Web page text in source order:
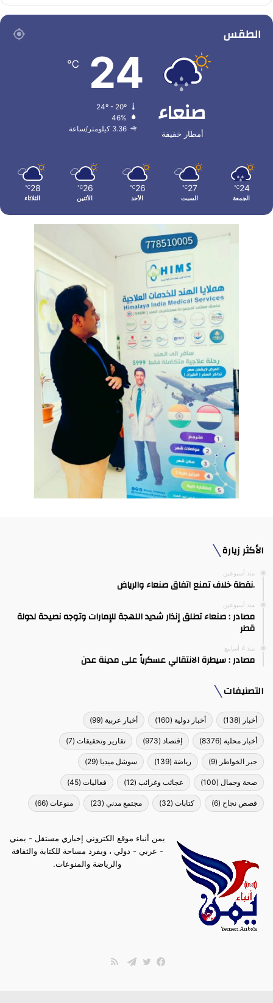
الطقس
صنعاء
أمطار خفيفة
24
℃
46%
3.36 كيلومتر/ساعة
24
℃
الجمعة
27
℃
السبت
26
℃
الأحد
26
℃
الأثنين
28
℃
الثلاثاء
الأكثر زيارة
منذ أسبوعين
.نقطة خلاف تمنع اتفاق صنعاء والرياض
منذ أسبوعين
مصادر : صنعاء تطلق إنذار شديد اللهجة للإمارات وتوجه نصيحة لدولة
قطر
منذ 4 أسابيع
مصادر : سيطرة الانتقالي عسكرياً على مدينة عدن
التصنيفات
أخبار (138) أخبار دولية (160) أخبار عربية (99)
أخبار محلية (8376) إقتصاد (973) تقارير وتحقيقات (7)
جبر الخواطر (9) رياضة (139) سوشل ميديا (29)
صحة وجمال (100) عجائب وغرائب (12) فعاليات (45)
قصص نجاح (6) كتابات (32) مجتمع مدني (23) منوعات (66)
يمن أنباء موقع الكتروني إخباري مستقل - يمني
- عربي - دولي ، ويفرد مساحة للكتابة والثقافة
والرياضة والمنوعات.